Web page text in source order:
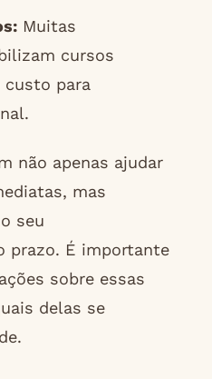
Muitas
cursos
para
não apenas ajudar
mas
seu
prazo. É importante
sobre essas
delas se